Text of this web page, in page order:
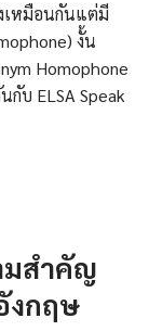
เหมือนกันแต่มี
งั้น
Homophone
กับ ELSA Speak
มสําคัญ
งกฤษ